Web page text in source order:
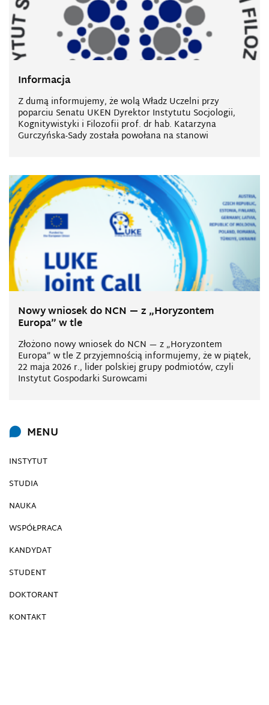
Informacja
Z dumą informujemy, że wolą Władz Uczelni przy
poparciu Senatu UKEN Dyrektor Instytutu Socjologii,
Kognitywistyki i Filozofii prof. dr hab. Katarzyna
Gurczyńska-Sady została powołana na stanowi
Nowy wniosek do NCN — z „Horyzontem
Europa” w tle
Złożono nowy wniosek do NCN — z „Horyzontem
Europa” w tle Z przyjemnością informujemy, że w piątek,
22 maja 2026 r., lider polskiej grupy podmiotów, czyli
Instytut Gospodarki Surowcami
MENU
INSTYTUT
STUDIA
NAUKA
WSPÓŁPRACA
KANDYDAT
STUDENT
DOKTORANT
KONTAKT